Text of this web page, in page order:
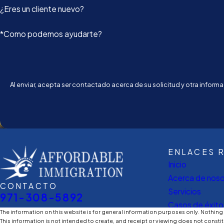
¿Eres un cliente nuevo?
*Como podemos ayudarte?
Al enviar, acepta ser contactado acerca de su solicitud y otra
CONTACTO
971-308-5892
ENLACES
Inicio
Acerca de
Servicios
Casos de éxito
The information on this website is for general information purposes only.
This information is not intended to create, and receipt or viewing does not